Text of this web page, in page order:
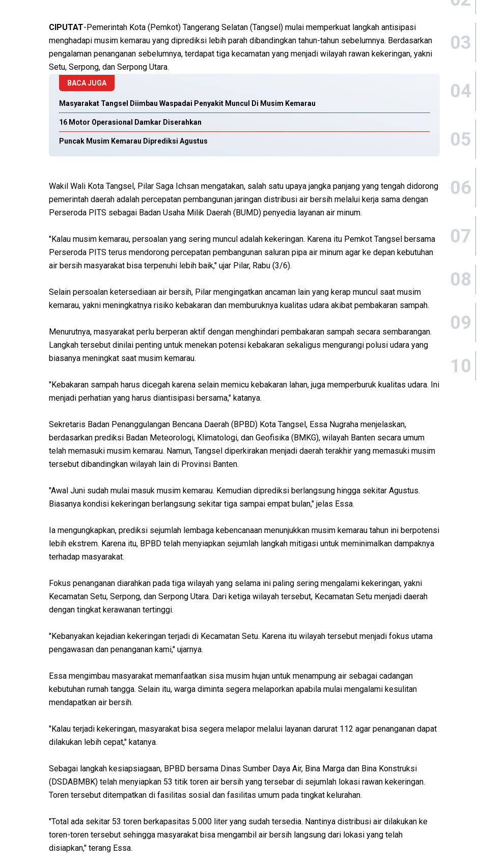
CIPUTAT-Pemerintah Kota (Pemkot) Tangerang Selatan (Tangsel) mulai memperkuat langkah antisipasi
menghadapi musim kemarau yang diprediksi lebih parah dibandingkan tahun-tahun sebelumnya. Berdasarkan
pengalaman penanganan sebelumnya, terdapat tiga kecamatan yang menjadi wilayah rawan kekeringan, yakni
Setu, Serpong, dan Serpong Utara.
BACA JUGA
Masyarakat Tangsel Diimbau Waspadai Penyakit Muncul Di Musim Kemarau
16 Motor Operasional Damkar Diserahkan
Puncak Musim Kemarau Diprediksi Agustus
Wakil Wali Kota Tangsel, Pilar Saga Ichsan mengatakan, salah satu upaya jangka panjang yang tengah didorong
pemerintah daerah adalah percepatan pembangunan jaringan distribusi air bersih melalui kerja sama dengan
Perseroda PITS sebagai Badan Usaha Milik Daerah (BUMD) penyedia layanan air minum.
"Kalau musim kemarau, persoalan yang sering muncul adalah kekeringan. Karena itu Pemkot Tangsel bersama
Perseroda PITS terus mendorong percepatan pembangunan saluran pipa air minum agar ke depan kebutuhan
air bersih masyarakat bisa terpenuhi lebih baik," ujar Pilar, Rabu (3/6).
Selain persoalan ketersediaan air bersih, Pilar mengingatkan ancaman lain yang kerap muncul saat musim
kemarau, yakni meningkatnya risiko kebakaran dan memburuknya kualitas udara akibat pembakaran sampah.
Menurutnya, masyarakat perlu berperan aktif dengan menghindari pembakaran sampah secara sembarangan.
Langkah tersebut dinilai penting untuk menekan potensi kebakaran sekaligus mengurangi polusi udara yang
biasanya meningkat saat musim kemarau.
"Kebakaran sampah harus dicegah karena selain memicu kebakaran lahan, juga memperburuk kualitas udara. Ini
menjadi perhatian yang harus diantisipasi bersama," katanya.
Sekretaris Badan Penanggulangan Bencana Daerah (BPBD) Kota Tangsel, Essa Nugraha menjelaskan,
berdasarkan prediksi Badan Meteorologi, Klimatologi, dan Geofisika (BMKG), wilayah Banten secara umum
telah memasuki musim kemarau. Namun, Tangsel diperkirakan menjadi daerah terakhir yang memasuki musim
tersebut dibandingkan wilayah lain di Provinsi Banten.
"Awal Juni sudah mulai masuk musim kemarau. Kemudian diprediksi berlangsung hingga sekitar Agustus.
Biasanya kondisi kekeringan berlangsung sekitar tiga sampai empat bulan," jelas Essa.
Ia mengungkapkan, prediksi sejumlah lembaga kebencanaan menunjukkan musim kemarau tahun ini berpotensi
lebih ekstrem. Karena itu, BPBD telah menyiapkan sejumlah langkah mitigasi untuk meminimalkan dampaknya
terhadap masyarakat.
Fokus penanganan diarahkan pada tiga wilayah yang selama ini paling sering mengalami kekeringan, yakni
Kecamatan Setu, Serpong, dan Serpong Utara. Dari ketiga wilayah tersebut, Kecamatan Setu menjadi daerah
dengan tingkat kerawanan tertinggi.
"Kebanyakan kejadian kekeringan terjadi di Kecamatan Setu. Karena itu wilayah tersebut menjadi fokus utama
pengawasan dan penanganan kami," ujarnya.
Essa mengimbau masyarakat memanfaatkan sisa musim hujan untuk menampung air sebagai cadangan
kebutuhan rumah tangga. Selain itu, warga diminta segera melaporkan apabila mulai mengalami kesulitan
mendapatkan air bersih.
"Kalau terjadi kekeringan, masyarakat bisa segera melapor melalui layanan darurat 112 agar penanganan dapat
dilakukan lebih cepat," katanya.
Sebagai langkah kesiapsiagaan, BPBD bersama Dinas Sumber Daya Air, Bina Marga dan Bina Konstruksi
(DSDABMBK) telah menyiapkan 53 titik toren air bersih yang tersebar di sejumlah lokasi rawan kekeringan.
Toren tersebut ditempatkan di fasilitas sosial dan fasilitas umum pada tingkat kelurahan.
"Total ada sekitar 53 toren berkapasitas 5.000 liter yang sudah tersedia. Nantinya distribusi air dilakukan ke
toren-toren tersebut sehingga masyarakat bisa mengambil air bersih langsung dari lokasi yang telah
disiapkan," terang Essa.
03
04
05
06
07
08
09
10